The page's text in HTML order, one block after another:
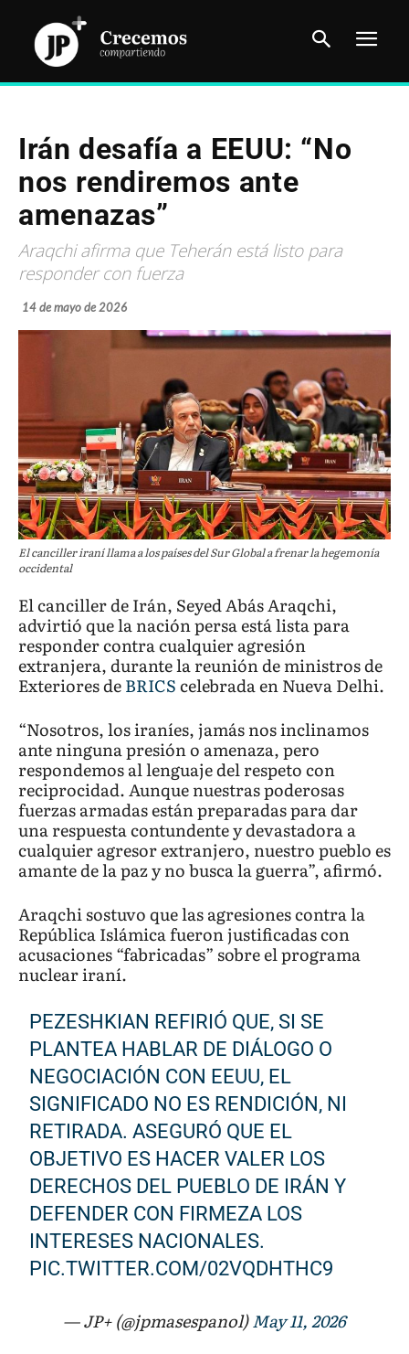
Irán desafía a EEUU: “No
nos rendiremos ante
amenazas”
Araqchi afirma que Teherán está listo para
responder con fuerza
14 de mayo de 2026
El canciller iraní llama a los países del Sur Global a frenar la hegemonía
occidental
El canciller de Irán, Seyed Abás Araqchi,
advirtió que la nación persa está lista para
responder contra cualquier agresión
extranjera, durante la reunión de ministros de
Exteriores deBRICScelebrada en Nueva Delhi.
“Nosotros, los iraníes, jamás nos inclinamos
ante ninguna presión o amenaza, pero
respondemos al lenguaje del respeto con
reciprocidad. Aunque nuestras poderosas
fuerzas armadas están preparadas para dar
una respuesta contundente y devastadora a
cualquier agresor extranjero, nuestro pueblo es
amante de la paz y no busca la guerra”, afirmó.
Araqchi sostuvo que las agresiones contra la
República Islámica fueron justificadas con
acusaciones “fabricadas” sobre el programa
nuclear iraní.
PEZESHKIAN REFIRIÓ QUE, SI SE
PLANTEA HABLAR DE DIÁLOGO O
NEGOCIACIÓN CON EEUU, EL
SIGNIFICADO NO ES RENDICIÓN, NI
RETIRADA. ASEGURÓ QUE EL
OBJETIVO ES HACER VALER LOS
DERECHOS DEL PUEBLO DE IRÁN Y
DEFENDER CON FIRMEZA LOS
INTERESES NACIONALES.
PIC.TWITTER.COM/02VQDHTHC9
— JP+ (@jpmasespanol)May 11, 2026